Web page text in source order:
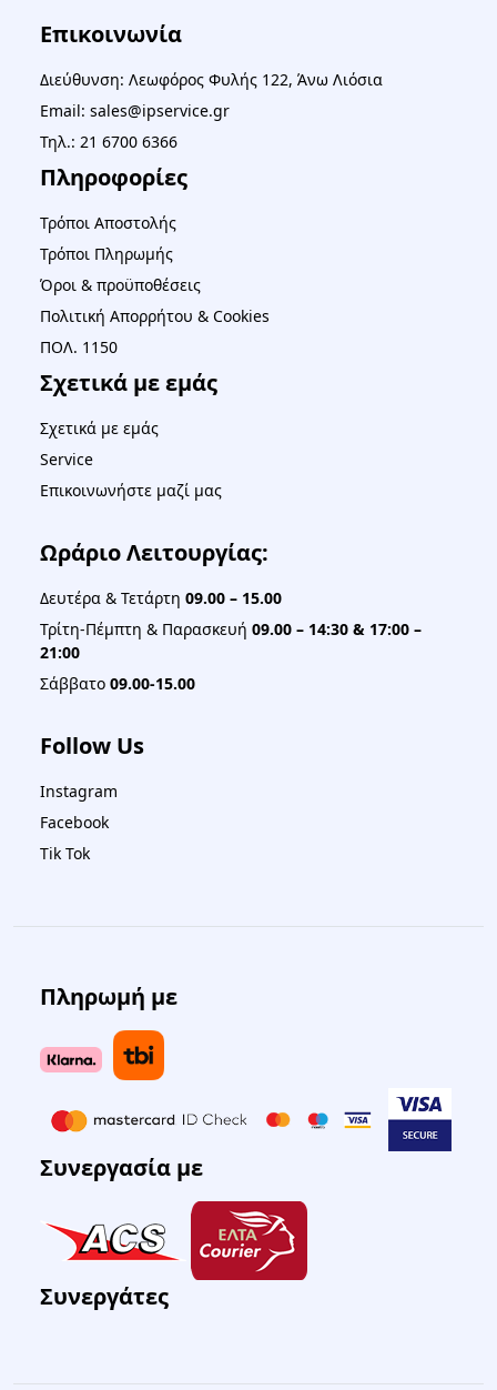
Επικοινωνία
Διεύθυνση: Λεωφόρος Φυλής 122, Άνω Λιόσια
Email: sales@ipservice.gr
Τηλ.: 21 6700 6366
Πληροφορίες
Τρόποι Αποστολής
Τρόποι Πληρωμής
Όροι & προϋποθέσεις
Πολιτική Απορρήτου & Cookies
ΠΟΛ. 1150
Σχετικά με εμάς
Σχετικά με εμάς
Service
Επικοινωνήστε μαζί μας
Ωράριο Λειτουργίας:
Δευτέρα & Τετάρτη 09.00 – 15.00
Τρίτη-Πέμπτη & Παρασκευή 09.00 – 14:30 & 17:00 –
21:00
Σάββατο 09.00-15.00
Follow Us
Instagram
Facebook
Tik Tok
Πληρωμή με
Συνεργασία με
Συνεργάτες